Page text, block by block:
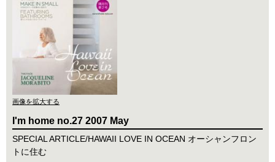
画像を拡大する
I'm home no.27 2007 May
SPECIAL ARTICLE/HAWAII LOVE IN OCEAN オーシャンフロン
トに住む